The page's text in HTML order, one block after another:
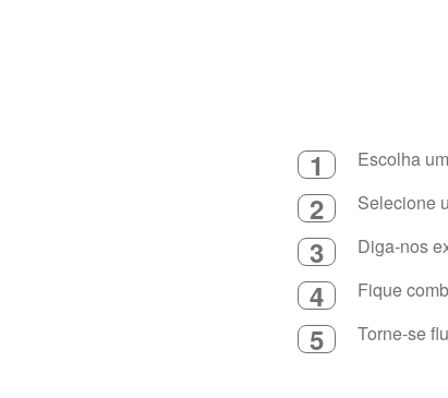
1 Escolha
2 Selecione
3 Diga-nos
4 Fique
5 Torne-se